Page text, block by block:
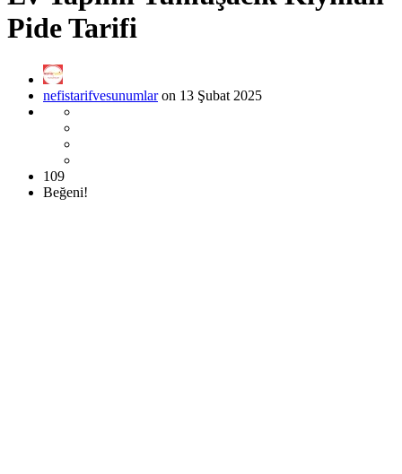
Pide Tarifi
nefistarifvesunumlaron 13 Şubat 2025
109
Beğeni!